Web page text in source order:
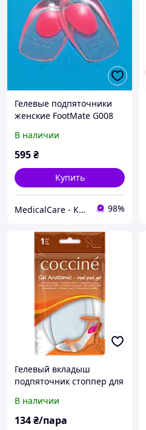
Гелевые подпяточники
женские FootMate G008
В наличии
595₴
Купить
MedicalCare - Красота и уход за Вашим здоровьем 98%
Гелевый вкладыш
подпяточник стоппер для
ANATOMIC - Heel Pad Gel
Польша
В наличии
134₴/пара